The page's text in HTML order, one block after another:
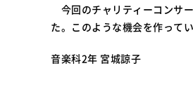
今回のチャリティーコンサ
た。このような機会を作って
音楽科2年 宮城諒子